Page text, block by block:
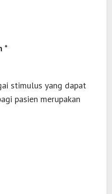
*
stimulus yang dapat
pasien merupakan